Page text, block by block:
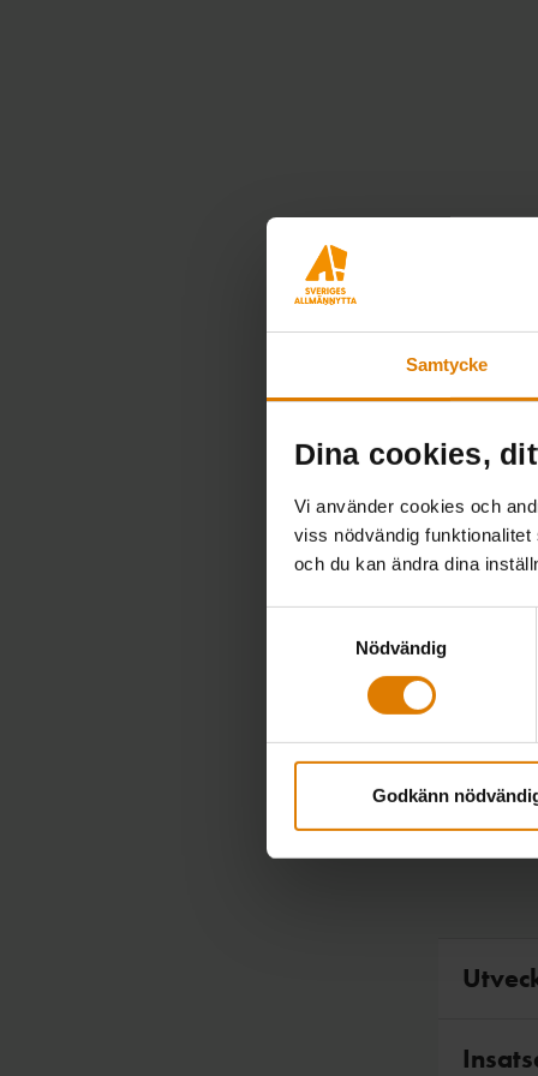
Samtycke
Dina cookies,
Vi använder cookies och
viss nödvändig
och du kan ändra dina
Nödvändig
Godkänn
Såhär